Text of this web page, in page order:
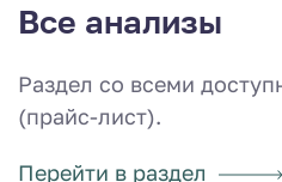
Все анализы
Раздел со всеми
(прайс-лист).
Перейти в раздел